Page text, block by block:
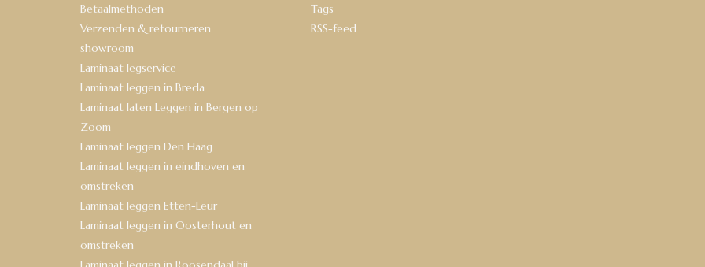
Betaalmethoden
Verzenden & retourneren
showroom
Laminaat legservice
Laminaat leggen in Breda
Laminaat laten Leggen in Bergen op
Zoom
Laminaat leggen Den Haag
Laminaat leggen in eindhoven en
omstreken
Laminaat leggen Etten-Leur
Laminaat leggen in Oosterhout en
omstreken
Tags
RSS-feed